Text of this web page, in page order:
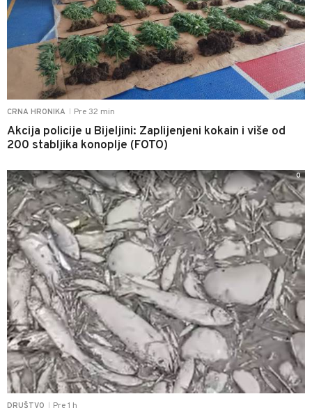
CRNA HRONIKA Pre 32 min
Akcija policije u Bijeljini: Zaplijenjeni kokain i više od
200 stabljika konoplje (FOTO)
DRUŠTVO Pre 1 h
0